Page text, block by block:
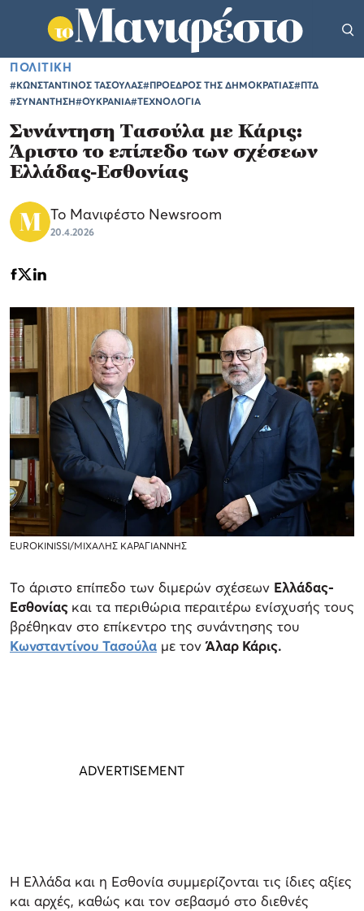
ΠΟΛΙΤΙΚΗ
#ΚΩΝΣΤΑΝΤΙΝΟΣ ΤΑΣΟΥΛΑΣ#ΠΡΟΕΔΡΟΣ ΤΗΣ ΔΗΜΟΚΡΑΤΙΑΣ#ΠΤΔ
#ΣΥΝΑΝΤΗΣΗ#ΟΥΚΡΑΝΙΑ#ΤΕΧΝΟΛΟΓΙΑ
Συνάντηση Τασούλα με Κάρις:
Άριστο το επίπεδο των σχέσεων
Ελλάδας-Εσθονίας
Το Μανιφέστο Newsroom
20.4.2026
EUROKINISSI/ΜΙΧΑΛΗΣ ΚΑΡΑΓΙΑΝΝΗΣ
Το άριστο επίπεδο των διμερών σχέσεων Ελλάδας-
Εσθονίας και τα περιθώρια περαιτέρω ενίσχυσής τους
βρέθηκαν στο επίκεντρο της συνάντησης του
Κωνσταντίνου Τασούλα με τονΆλαρ Κάρις.
Η Ελλάδα και η Εσθονία συμμερίζονται τις ίδιες αξίες
και αρχές, καθώς και τον σεβασμό στο διεθνές